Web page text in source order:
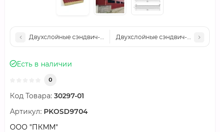
Двухслойные сэндвич-панели пенополиуретан, 0.5, ширина
Двухслойные сэндвич-панели
Есть в наличии
0
Код Товара: 30297-01
Артикул: PKOSD9704
ООО "ПКММ"